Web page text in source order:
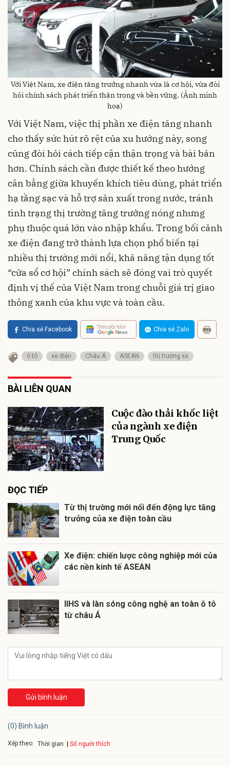
Với Việt Nam, xe điện tăng trưởng nhanh vừa là cơ hội, vừa đòi
hỏi chính sách phát triển thận trọng và bền vững. (Ảnh minh
hoạ)
Với Việt Nam, việc thị phần xe điện tăng nhanh
cho thấy sức hút rõ rệt của xu hướng này, song
cũng đòi hỏi cách tiếp cận thận trọng và bài bản
hơn. Chính sách cần được thiết kế theo hướng
cân bằng giữa khuyến khích tiêu dùng, phát triển
hạ tầng sạc và hỗ trợ sản xuất trong nước, tránh
tình trạng thị trường tăng trưởng nóng nhưng
phụ thuộc quá lớn vào nhập khẩu. Trong bối cảnh
xe điện đang trở thành lựa chọn phổ biến tại
nhiều thị trường mới nổi, khả năng tận dụng tốt
“cửa sổ cơ hội” chính sách sẽ đóng vai trò quyết
định vị thế của Việt Nam trong chuỗi giá trị giao
thông xanh của khu vực và toàn cầu.
Chia sẻ Facebook Theo dõi trên Chia sẻ Zalo
ô tô xe điện Châu Á ASEAN thị trường xe
BÀI LIÊN QUAN
Cuộc đào thải khốc liệt
của ngành xe điện
Trung Quốc
ĐỌC TIẾP
Từ thị trường mới nổi đến động lực tăng
trưởng của xe điện toàn cầu
Xe điện: chiến lược công nghiệp mới của
các nền kinh tế ASEAN
IIHS và làn sóng công nghệ an toàn ô tô
từ châu Á
Gửi bình luận
(0) Bình luận
Xếp theo: Thời gian Số người thích